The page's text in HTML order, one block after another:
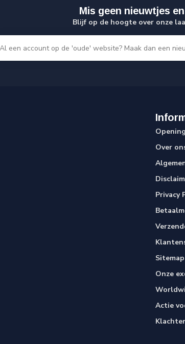
Mis geen nieuwtjes
Blijf op de hoogte over onze
Over
Privacy
Sitemap
Onze
Actie